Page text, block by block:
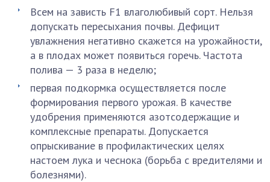
Всем на зависть F1 влаголюбивый сорт. Нельзя
допускать пересыхания почвы. Дефицит
увлажнения негативно скажется на урожайности,
а в плодах может появиться горечь. Частота
полива — 3 раза в неделю;
первая подкормка осуществляется после
формирования первого урожая. В качестве
удобрения применяются азотсодержащие и
комплексные препараты. Допускается
опрыскивание в профилактических целях
настоем лука и чеснока (борьба с вредителями и
болезнями).